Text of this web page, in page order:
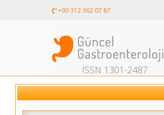
+90 312 362 07 87
ISSN 1301-2487